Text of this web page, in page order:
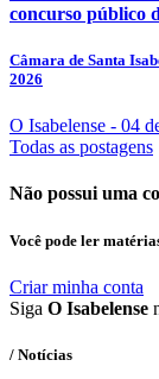
concurso público
Câmara de Santa
2026
O Isabelense - 04
Todas as postagens
Não possui uma
Você pode ler
Criar minha conta
Siga O Isabelense
/ Notícias